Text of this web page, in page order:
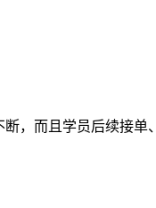
，而且学员后续接单